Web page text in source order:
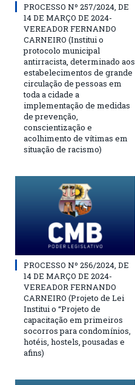
PROCESSO Nº 257/2024, DE
14 DE MARÇO DE 2024-
VEREADOR FERNANDO
CARNEIRO (Institui o
protocolo municipal
antirracista, determinado aos
estabelecimentos de grande
circulação de pessoas em
toda a cidade a
implementação de medidas
de prevenção,
conscientização e
acolhimento de vítimas em
situação de racismo)
PROCESSO Nº 256/2024, DE
14 DE MARÇO DE 2024-
VEREADOR FERNANDO
CARNEIRO (Projeto de Lei
Institui o “Projeto de
capacitação em primeiros
socorros para condomínios,
hotéis, hostels, pousadas e
afins)